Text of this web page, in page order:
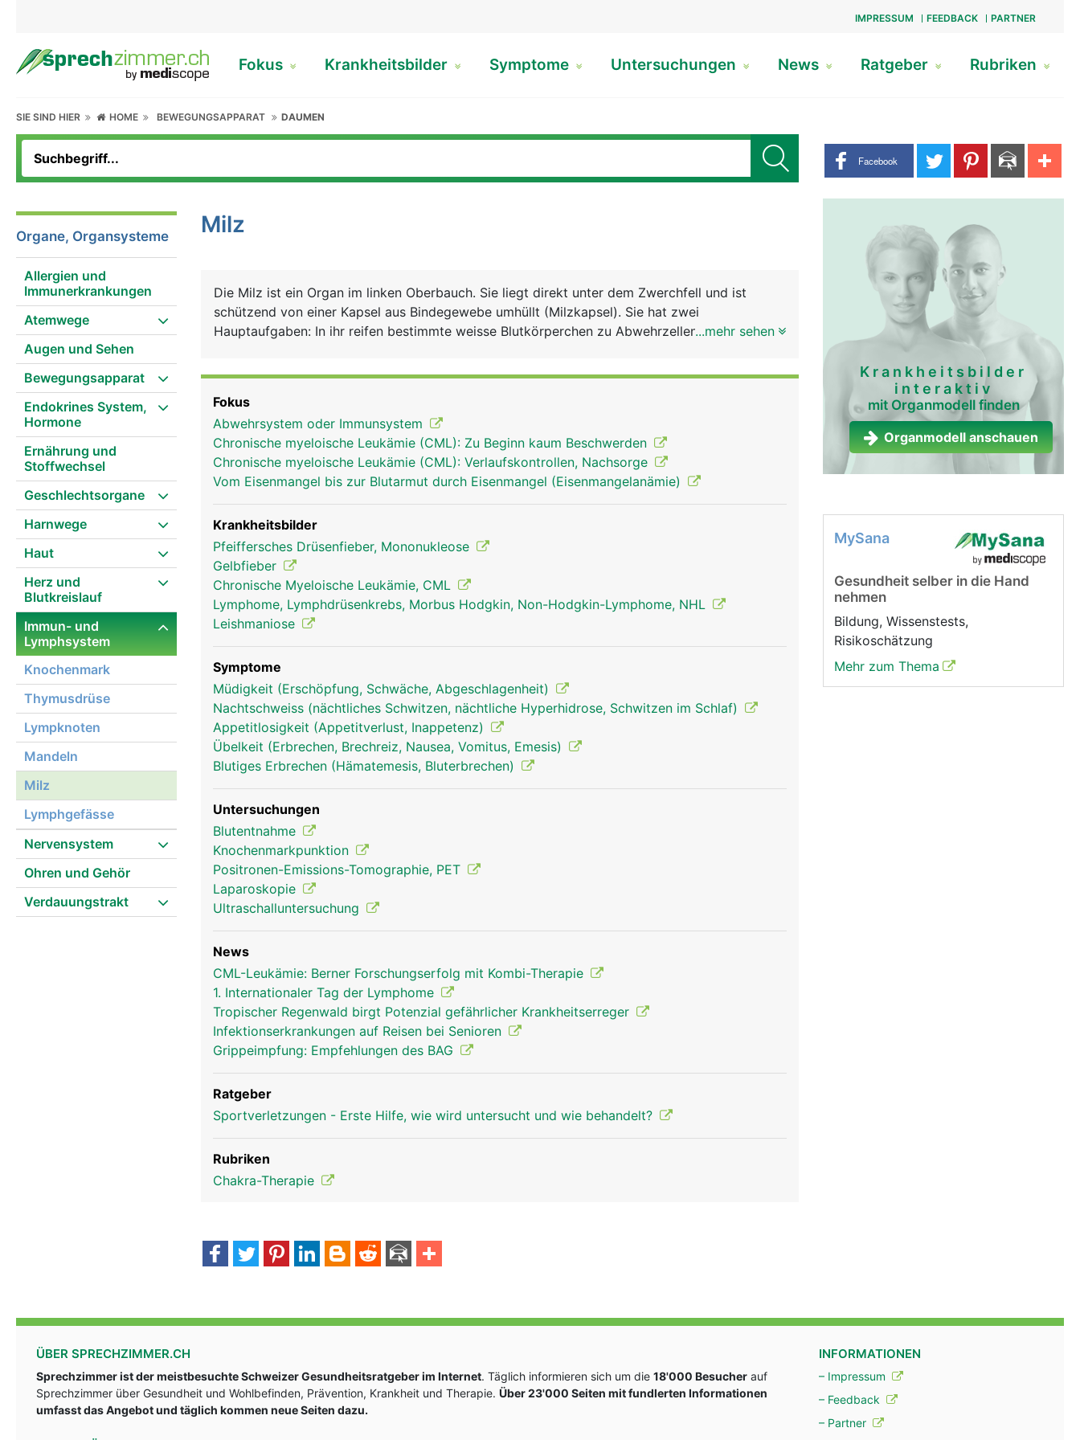
IMPRESSUM FEEDBACK PARTNER
Fokus Krankheitsbilder Symptome Untersuchungen News Ratgeber Rubriken
SIE SIND HIER HOME BEWEGUNGSAPPARAT DAUMEN
Share buttons
Facebook
Organe, Organsysteme
Allergien und
Immunerkrankungen
Atemwege
Augen und Sehen
Bewegungsapparat
Endokrines System,
Hormone
Ernährung und
Stoffwechsel
Geschlechtsorgane
Harnwege
Haut
Herz und
Blutkreislauf
Immun- und
Lymphsystem
Knochenmark
Thymusdrüse
Lympknoten
Mandeln
Milz
Lymphgefässe
Nervensystem
Ohren und Gehör
Verdauungstrakt
Milz
Die Milz ist ein Organ im linken Oberbauch. Sie liegt direkt unter dem Zwerchfell und ist
schützend von einer Kapsel aus Bindegewebe umhüllt (Milzkapsel). Sie hat zwei
Hauptaufgaben: In ihr reifen bestimmte weisse Blutkörperchen zu Abwehrzellen des
aussortiert und abgebaut.
milz frau milz mann
...mehr sehen
Fokus
Abwehrsystem oder Immunsystem
Chronische myeloische Leukämie (CML): Zu Beginn kaum Beschwerden
Chronische myeloische Leukämie (CML): Verlaufskontrollen, Nachsorge
Vom Eisenmangel bis zur Blutarmut durch Eisenmangel (Eisenmangelanämie)
Krankheitsbilder
Pfeiffersches Drüsenfieber, Mononukleose
Gelbfieber
Chronische Myeloische Leukämie, CML
Lymphome, Lymphdrüsenkrebs, Morbus Hodgkin, Non-Hodgkin-Lymphome, NHL
Leishmaniose
Symptome
Müdigkeit (Erschöpfung, Schwäche, Abgeschlagenheit)
Nachtschweiss (nächtliches Schwitzen, nächtliche Hyperhidrose, Schwitzen im Schlaf)
Appetitlosigkeit (Appetitverlust, Inappetenz)
Übelkeit (Erbrechen, Brechreiz, Nausea, Vomitus, Emesis)
Blutiges Erbrechen (Hämatemesis, Bluterbrechen)
Untersuchungen
Blutentnahme
Knochenmarkpunktion
Positronen-Emissions-Tomographie, PET
Laparoskopie
Ultraschalluntersuchung
News
CML-Leukämie: Berner Forschungserfolg mit Kombi-Therapie
1. Internationaler Tag der Lymphome
Tropischer Regenwald birgt Potenzial gefährlicher Krankheitserreger
Infektionserkrankungen auf Reisen bei Senioren
Grippeimpfung: Empfehlungen des BAG
Ratgeber
Sportverletzungen - Erste Hilfe, wie wird untersucht und wie behandelt?
Rubriken
Chakra-Therapie
Krankheitsbilder
interaktiv
mit Organmodell finden
Organmodell anschauen
MySana
Gesundheit selber in die Hand
nehmen
Bildung, Wissenstests,
Risikoschätzung
Mehr zum Thema
ÜBER SPRECHZIMMER.CH
Sprechzimmer ist der meistbesuchte Schweizer Gesundheitsratgeber im Internet. Täglich informieren sich um die 18'000 Besucher auf
Sprechzimmer über Gesundheit und Wohlbefinden, Prävention, Krankheit und Therapie. Über 23'000 Seiten mit fundlerten Informationen
umfasst das Angebot und täglich kommen neue Seiten dazu.
INFORMATIONEN
– Impressum
– Feedback
– Partner